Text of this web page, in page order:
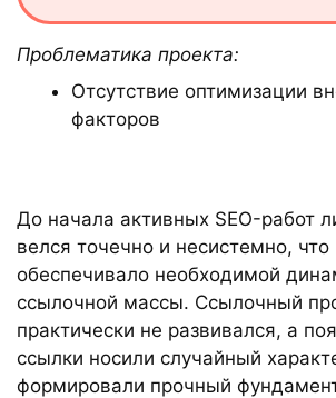
Проблематика проекта:
Отсутствие оптимизации
факторов
До начала активных SEO-работ
велся точечно и несистемно, что
обеспечивало необходимой
ссылочной массы. Ссылочный
практически не развивался, а
ссылки носили случайный
формировали прочный